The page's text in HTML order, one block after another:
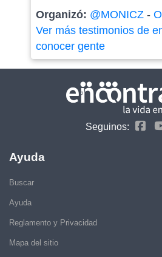
Organizó: @MONICZ-
Ver más testimonios de
conocer gente
Seguinos:
Ayuda
Buscar
Ayuda
Reglamento y Privacidad
Mapa del sitio